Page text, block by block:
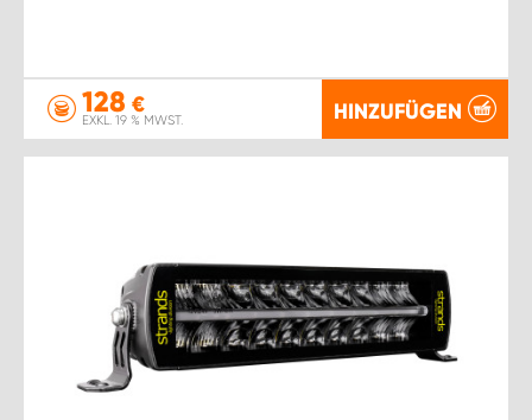
128 €
EXKL. 19 % MWST. HINZUFÜGEN